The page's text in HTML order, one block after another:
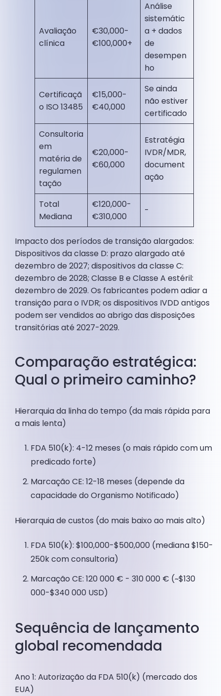
Avaliação
clínica
€30,000-
€100,000+
Análise
sistemátic
a + dados
de
desempen
ho
Certificaçã
o ISO 13485
€15,000-
€40,000
Se ainda
não estiver
certificado
Consultoria
em
matéria de
regulamen
tação
€20,000-
€60,000
Estratégia
IVDR/MDR,
document
ação
Total
Mediana
€120,000-
€310,000
-
Impacto dos períodos de transição alargados:
Dispositivos da classe D: prazo alargado até
dezembro de 2027; dispositivos da classe C:
dezembro de 2028; Classe B e Classe A estéril:
dezembro de 2029. Os fabricantes podem adiar a
transição para o IVDR; os dispositivos IVDD antigos
podem ser vendidos ao abrigo das disposições
transitórias até 2027-2029.
Comparação estratégica:
Qual o primeiro caminho?
Hierarquia da linha do tempo (da mais rápida para
a mais lenta)
FDA 510(k): 4-12 meses (o mais rápido com um
predicado forte)
Marcação CE: 12-18 meses (depende da
capacidade do Organismo Notificado)
Hierarquia de custos (do mais baixo ao mais alto)
FDA 510(k): $100,000-$500,000 (mediana $150-
250k com consultoria)
Marcação CE: 120 000 € - 310 000 € (~$130
000-$340 000 USD)
Sequência de lançamento
global recomendada
Ano 1: Autorização da FDA 510(k) (mercado dos
EUA)